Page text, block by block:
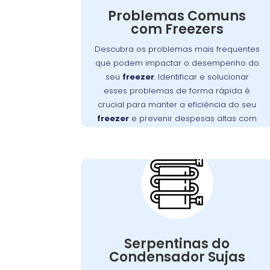
Problemas Comuns
com Freezers
Descubra os problemas mais frequentes
que podem impactar o desempenho do
seu freezer. Identificar e solucionar
esses problemas de forma rápida é
crucial para manter a eficiência do seu
freezer e prevenir despesas altas com
problemas que impactam seu
funcionamento, desde falhas no motor
resolver esses problemas rapidamente é
essencial para manter a eficiência do seu
freezer e evitar altos custos com reparos
A
Wandertec
, no Campo Comprido,
oferece serviços especializados para
diagnosticar e corrigir esses problemas,
Serpentinas do
Condensador Sujas
Limpeza das
Serpentinas do
Condensador no
Campo Comprido
condensador podem acumular sujeira e
poeira, o que pode comprometer a
eficiência do